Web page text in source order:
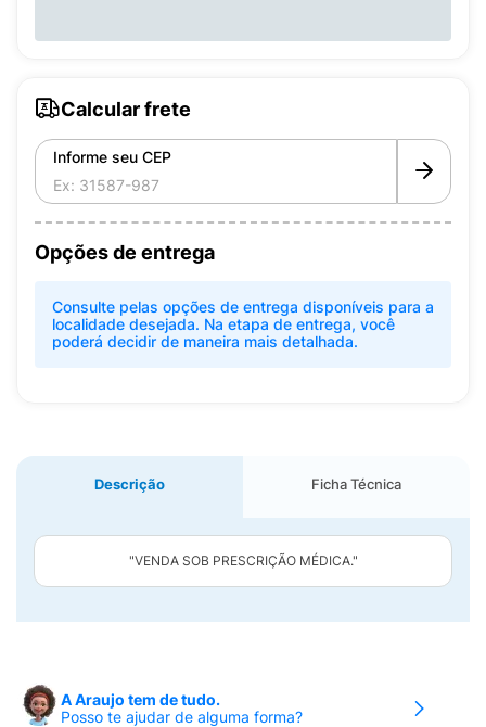
Calcular frete
Informe seu CEP
Opções de entrega
Consulte pelas opções de entrega disponíveis para a
localidade desejada. Na etapa de entrega, você
poderá decidir de maneira mais detalhada.
Descrição Ficha Técnica
"VENDA SOB PRESCRIÇÃO MÉDICA."
A Araujo tem de tudo.
Posso te ajudar de alguma forma?